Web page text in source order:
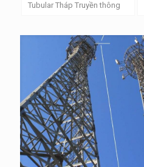
Tubular Tháp Truyền thông